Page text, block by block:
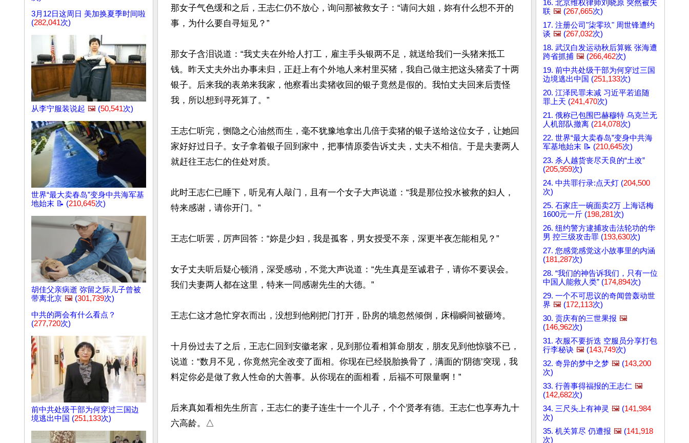
3月12日这周日 美加换夏季时间啦
(282,041次)
从李宁服装说起 🖼️ (50,541次)
世界“最大卖春岛”变身中共海军基
地始末 📝 (210,645次)
胡佳父亲病逝 弥留之际儿子曾被
带离北京 🖼️ (301,739次)
中共的两会有什么看点？
(277,720次)
前中共处级干部为何穿过三国边
境逃出中国 (251,133次)
那女子气色缓和之后，王志仁仍不放心，询问那被救女子：“请问大姐，妳有什么想不开的
事，为什么要自寻短见？”
那女子含泪说道：“我丈夫在外给人打工，雇主手头银两不足，就送给我们一头猪来抵工
钱。昨天丈夫外出办事未归，正赶上有个外地人来村里买猪，我自己做主把这头猪卖了十两
银子。后来我的表弟来我家，他察看出卖猪收回的银子竟然是假的。我怕丈夫回来后责怪
我，所以想到寻死算了。”
王志仁听完，恻隐之心油然而生，毫不犹豫地拿出几倍于卖猪的银子送给这位女子，让她回
家好好过日子。女子拿着银子回到家中，把事情原委告诉丈夫，丈夫不相信。于是夫妻两人
就赶往王志仁的住处对质。
此时王志仁已睡下，听见有人敲门，且有一个女子大声说道：“我是那位投水被救的妇人，
特来感谢，请你开门。”
王志仁听罢，厉声回答：“妳是少妇，我是孤客，男女授受不亲，深更半夜怎能相见？”
女子丈夫听后疑心顿消，深受感动，不觉大声说道：“先生真是至诚君子，请你不要误会。
我们夫妻两人都在这里，特来一同感谢先生的大德。”
王志仁这才急忙穿衣而出，没想到他刚把门打开，卧房的墙忽然倾倒，床榻瞬间被砸垮。
十月份过去了之后，王志仁回到安徽老家，见到那位看相算命朋友，朋友见到他惊骇不已，
说道：“数月不见，你竟然完全改变了面相。你现在已经脱胎换骨了，满面的‘阴德’突现，我
料定你必是做了救人性命的大善事。从你现在的面相看，后福不可限量啊！”
后来真如看相先生所言，王志仁的妻子连生十一个儿子，个个贤孝有德。王志仁也享寿九十
六高龄。△
16. 北京维权律师刘晓原 突然被失
联 🖼️ (267,665次)
17. 注册公司"柒零玖" 周世锋遭约
谈 🖼️ (267,032次)
18. 武汉白发运动秋后算账 张海遭
跨省抓捕 🖼️ (266,462次)
19. 前中共处级干部为何穿过三国
边境逃出中国 (251,133次)
20. 江泽民罪未减 习近平若追随
罪上天 (241,470次)
21. 俄称已包围巴赫穆特 乌克兰无
人机部队撤离 (214,078次)
22. 世界“最大卖春岛”变身中共海
军基地始末 📝 (210,645次)
23. 杀人越货丧尽天良的“土改”
(205,959次)
24. 中共罪行录:点天灯 (204,500
次)
25. 石家庄一碗面卖2万 上海话梅
1600元一斤 (198,281次)
26. 纽约警方逮捕攻击法轮功的华
男 控三级攻击罪 (193,630次)
27. 您感觉感觉这小故事里的内涵
(181,287次)
28. “我们的神告诉我们，只有一位
中国人能救人类” (174,894次)
29. 一个不可思议的奇闻曾轰动世
界 🖼️ (172,113次)
30. 贡庆有的三世果报 🖼️
(146,962次)
31. 衣服不要折迭 空服员分享打包
行李秘诀 🖼️ (143,749次)
32. 奇异的梦中之梦 🖼️ (143,200
次)
33. 行善事得福报的王志仁 🖼️
(142,682次)
34. 三尺头上有神灵 🖼️ (141,984
次)
35. 机关算尽 仍遭报 🖼️ (141,918
次)